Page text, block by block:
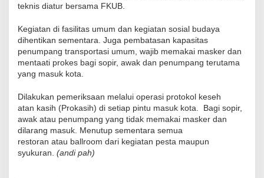
teknis diatur bersama FKUB.
Kegiatan di fasilitas umum dan kegiatan sosial budaya
dihentikan sementara. Juga pembatasan kapasitas
penumpang transportasi umum wajib memakai masker dan
mentaati prokes bagi sopir, awak dan penumpang terutama
yang masuk kota.
Dilakukan pemeriksaan melalui operasi protokol keseh
atan kasih (Prokasih) di setiap pintu masuk kota.
Bagi sopir,
awak atau penumpang yang tidak memakai masker dan
dilarang masuk. Menutup sementara semua
restoran atau ballroom dari kegiatan pesta maupun
syukuran (andi pah)